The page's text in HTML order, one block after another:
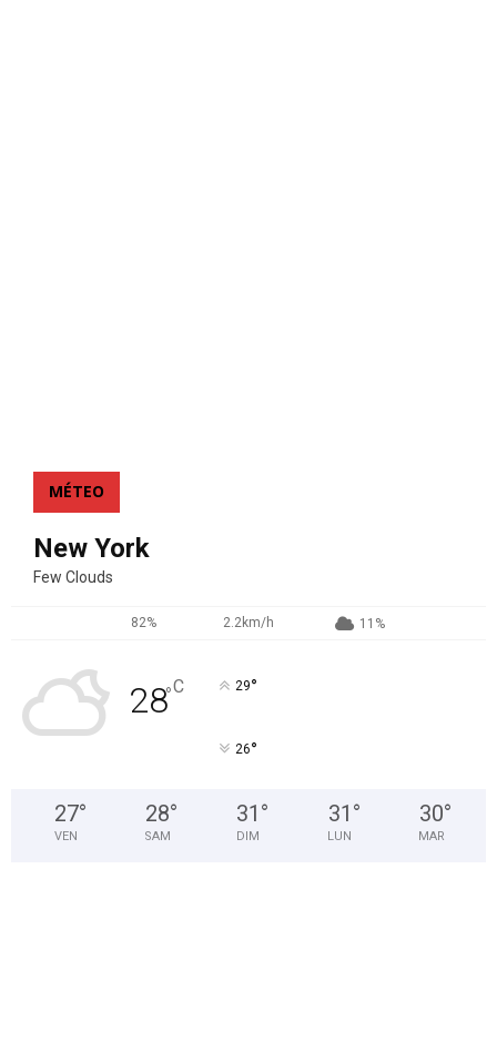
MÉTEO
New York
Few Clouds
82% 2.2km/h 11%
28°C 29°
26°
27°
VEN
28°
SAM
31 °
DIM
31 °
LUN
30°
MAR